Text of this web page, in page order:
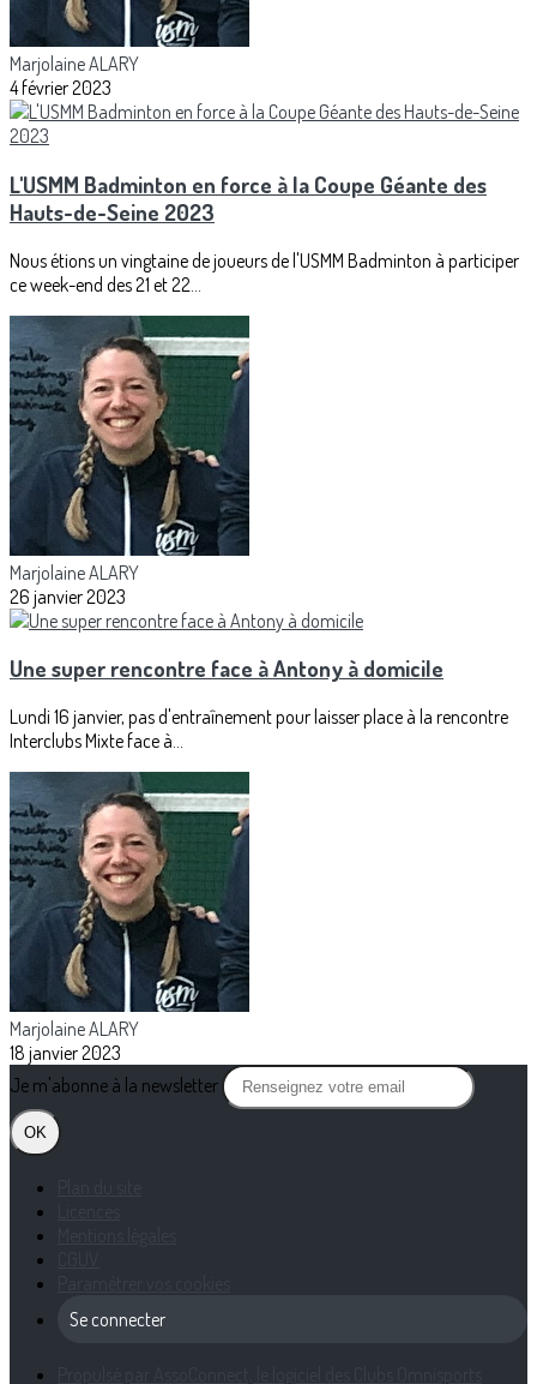
Marjolaine ALARY
4 février 2023
L'USMM Badminton en force à la Coupe Géante des
Hauts-de-Seine 2023
Nous étions un vingtaine de joueurs de l'USMM Badminton à participer
ce week-end des 21 et 22...
Marjolaine ALARY
26 janvier 2023
Une super rencontre face à Antony à domicile
Lundi 16 janvier, pas d'entraînement pour laisser place à la rencontre
Interclubs Mixte face à...
Marjolaine ALARY
18 janvier 2023
Je m'abonne à la newsletter
OK
Se connecter